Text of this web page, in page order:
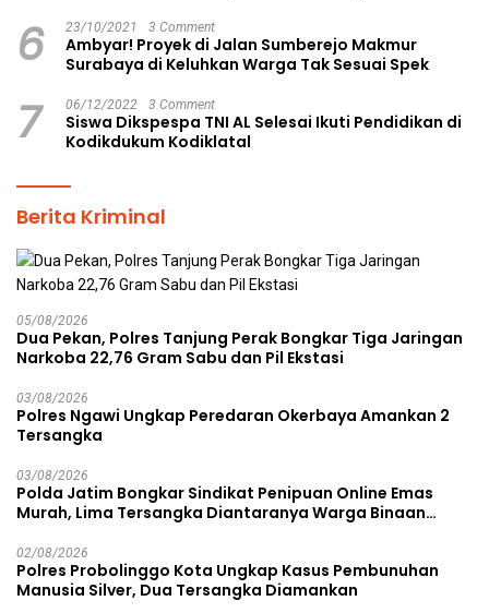
6 23/10/2021 3 Comment
Ambyar! Proyek di Jalan Sumberejo Makmur
Surabaya di Keluhkan Warga Tak Sesuai Spek
7 06/12/2022 3 Comment
Siswa Dikspespa TNI AL Selesai Ikuti Pendidikan di
Kodikdukum Kodiklatal
Berita Kriminal
05/08/2026
Dua Pekan, Polres Tanjung Perak Bongkar Tiga Jaringan
Narkoba 22,76 Gram Sabu dan Pil Ekstasi
03/08/2026
Polres Ngawi Ungkap Peredaran Okerbaya Amankan 2
Tersangka
03/08/2026
Polda Jatim Bongkar Sindikat Penipuan Online Emas
Murah, Lima Tersangka Diantaranya Warga Binaan
02/08/2026
Polres Probolinggo Kota Ungkap Kasus Pembunuhan
Manusia Silver, Dua Tersangka Diamankan